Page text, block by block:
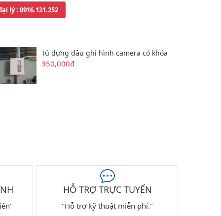
lý: 0916.131.252
Tủ đựng đầu ghi hình camera có khóa
350,000đ
HỖ TRỢ TRỰC TUYẾN
"Hỗ trợ kỹ thuật miễn phí."